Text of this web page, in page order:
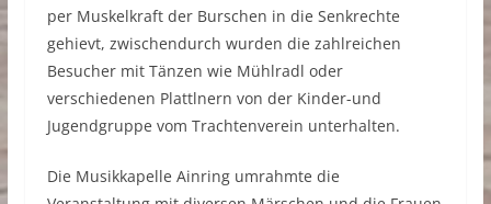
per Muskelkraft der Burschen in die Senkrechte
gehievt, zwischendurch wurden die zahlreichen
Besucher mit Tänzen wie Mühlradl oder
verschiedenen Plattlnern von der Kinder-und
Jugendgruppe vom Trachtenverein unterhalten.
Die Musikkapelle Ainring umrahmte die